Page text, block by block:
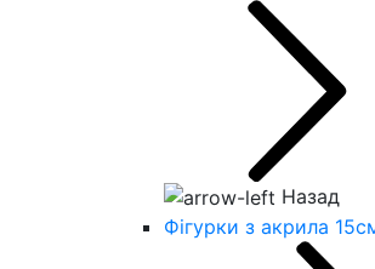
Назад
Фігурки з акрила